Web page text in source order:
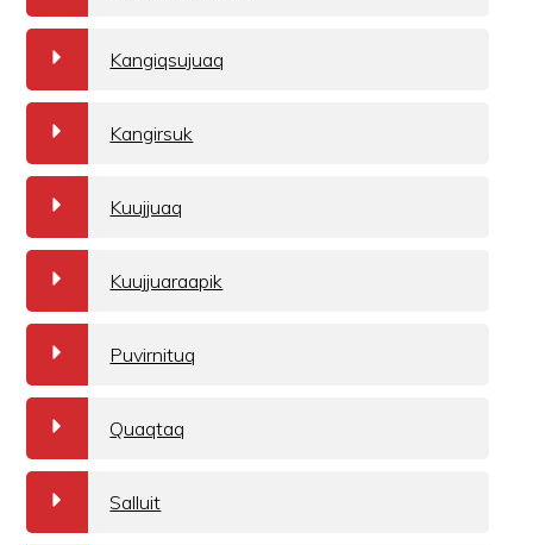
a Kangiqsujuaq
a Kangirsuk
a Kuujjuaq
a Kuujjuaraapik
a Puvirnituq
a Quaqtaq
a Salluit